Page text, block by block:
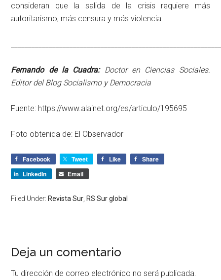
consideran que la salida de la crisis requiere más
autoritarismo, más censura y más violencia.
Fernando de la Cuadra: Doctor en Ciencias Sociales.
Editor del Blog Socialismo y Democracia
Fuente: https://www.alainet.org/es/articulo/195695
Foto obtenida de: El Observador
Facebook Tweet Like
Share
LinkedIn
Email
Filed Under: Revista Sur RS Sur global
Deja un comentario
Tu dirección de correo electrónico no será publicada.